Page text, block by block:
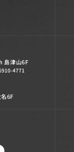
島津山6F
4771
6F